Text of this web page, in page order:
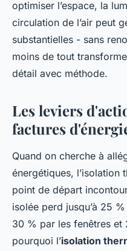
optimiser l’espace, la
circulation de l’air peut
substantielles - sans
moins de tout
détail avec méthode.
Les leviers
factures
Quand on cherche à
énergétiques, l’isolation
point de départ
isolée perd jusqu’à 25
30 % par les fenêtres et
pourquoi l’isolation